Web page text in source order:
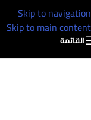
Skip to navigation
Skip to main content
القائمة